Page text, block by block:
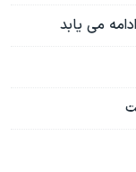
می یابد